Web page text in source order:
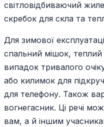
світловідбиваючий
скребок для скла та
Для зимової
спальний мішок,
випадок тривалого
або килимок для
для телефону. Також
вогнегасник. Ці речі
вам, а й іншим